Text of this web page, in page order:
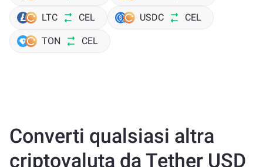
LTC CEL USDC CEL
TON CEL
Converti qualsiasi altra
criptovaluta da Tether USD